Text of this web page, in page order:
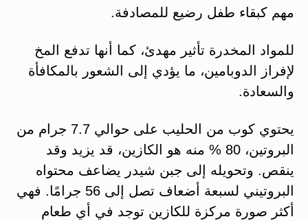
مهم كبقاء طفل رضيع للمصادفة.
للمواد المخدرة تأثير مهدئ، كما أنها تدفع المخ
لإفراز الدوبامين، ما يؤدي إلى الشعور بالمكافأة
والسعادة.
يحتوي كوب من الحليب على حوالي 7.7 جرام من
البروتين، 80 % منه هو الكازين، قد يزيد وقد
ينقص. وتحويله إلى جبن شيدر يضاعف محتواه
البروتيني لسبعة أضعاف تصل إلى 56 جرامًا. فهي
أكثر صورة مركزة للكازين توجد في أي طعام